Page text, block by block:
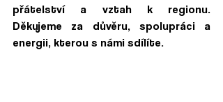
přátelství a vztah k regionu.
Děkujeme za důvěru, spolupráci a
energii, kterou s námi sdílíte.